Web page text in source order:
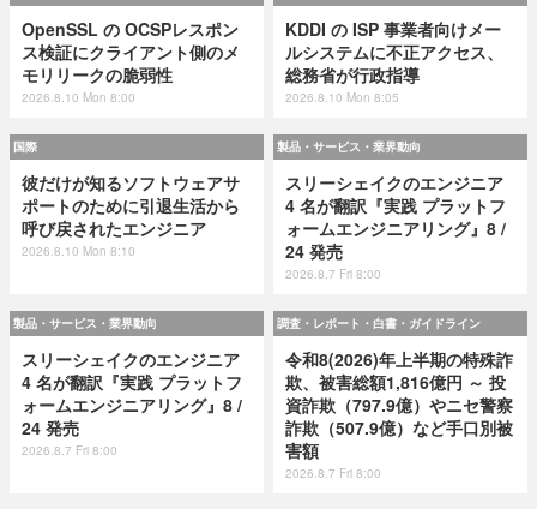
OpenSSL の OCSPレスポン
ス検証にクライアント側のメ
モリリークの脆弱性
2026.8.10 Mon 8:00
KDDI の ISP 事業者向けメー
ルシステムに不正アクセス、
総務省が行政指導
2026.8.10 Mon 8:05
国際
彼だけが知るソフトウェアサ
ポートのために引退生活から
呼び戻されたエンジニア
2026.8.10 Mon 8:10
製品・サービス・業界動向
スリーシェイクのエンジニア
4 名が翻訳『実践 プラットフ
ォームエンジニアリング』8 /
24 発売
2026.8.7 Fri 8:00
製品・サービス・業界動向
スリーシェイクのエンジニア
4 名が翻訳『実践 プラットフ
ォームエンジニアリング』8 /
24 発売
2026.8.7 Fri 8:00
調査・レポート・白書・ガイドライン
令和8(2026)年上半期の特殊詐
欺、被害総額1,816億円 ～ 投
資詐欺（797.9億）やニセ警察
詐欺（507.9億）など手口別被
害額
2026.8.7 Fri 8:00